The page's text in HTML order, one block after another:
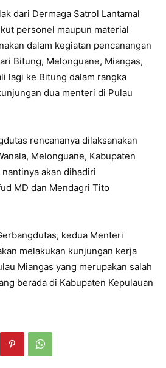
dari Dermaga Satrol Lantamal
personel maupun material
dalam kegiatan pencanangan
Bitung, Melonguane, Miangas,
lagi ke Bitung dalam rangka
dua menteri di Pulau
rencananya dilaksanakan
Melonguane, Kabupaten
akan dihadiri
MD dan Mendagri Tito
kedua Menteri
melakukan kunjungan kerja
Miangas yang merupakan salah
berada di Kabupaten Kepulauan